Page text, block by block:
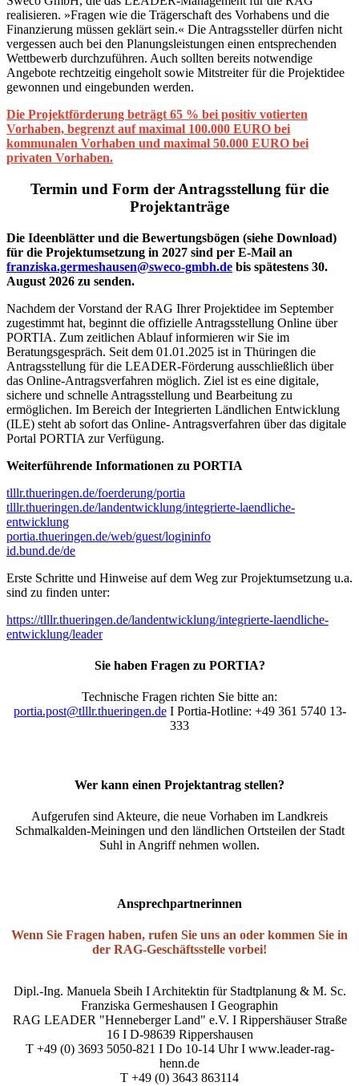
realisieren. »Fragen wie die Trägerschaft des Vorhabens und die
Finanzierung müssen geklärt sein.« Die Antragssteller dürfen nicht
vergessen auch bei den Planungsleistungen einen entsprechenden
Wettbewerb durchzuführen. Auch sollten bereits notwendige
Angebote rechtzeitig eingeholt sowie Mitstreiter für die Projektidee
gewonnen und eingebunden werden.
Die Projektförderung beträgt 65 % bei positiv votierten
Vorhaben, begrenzt auf maximal 100.000 EURO bei
kommunalen Vorhaben und maximal 50.000 EURO bei
privaten Vorhaben.
Termin und Form der Antragsstellung für die
Projektanträge
Die Ideenblätter und die Bewertungsbögen (siehe Download)
für die Projektumsetzung in 2027 sind per E-Mail an
franziska.germeshausen@sweco-gmbh.de bis spätestens 30.
August 2026 zu senden.
Nachdem der Vorstand der RAG Ihrer Projektidee im September
zugestimmt hat, beginnt die offizielle Antragsstellung Online über
PORTIA. Zum zeitlichen Ablauf informieren wir Sie im
Beratungsgespräch. Seit dem 01.01.2025 ist in Thüringen die
Antragsstellung für die LEADER-Förderung ausschließlich über
das Online-Antragsverfahren möglich. Ziel ist es eine digitale,
sichere und schnelle Antragsstellung und Bearbeitung zu
ermöglichen. Im Bereich der Integrierten Ländlichen Entwicklung
(ILE) steht ab sofort das Online- Antragsverfahren über das digitale
Portal PORTIA zur Verfügung.
Weiterführende Informationen zu PORTIA
tlllr.thueringen.de/foerderung/portia
tlllr.thueringen.de/landentwicklung/integrierte-laendliche-
entwicklung
portia.thueringen.de/web/guest/logininfo
id.bund.de/de
Erste Schritte und Hinweise auf dem Weg zur Projektumsetzung u.a.
sind zu finden unter:
https://tlllr.thueringen.de/landentwicklung/integrierte-laendliche-
entwicklung/leader
Sie haben Fragen zu PORTIA?
Technische Fragen richten Sie bitte an:
portia.post@tlllr.thueringen.deI Portia-Hotline: +49 361 5740 13-
333
Wer kann einen Projektantrag stellen?
Aufgerufen sind Akteure, die neue Vorhaben im Landkreis
Schmalkalden-Meiningen und den ländlichen Ortsteilen der Stadt
Suhl in Angriff nehmen wollen.
Ansprechpartnerinnen
Wenn Sie Fragen haben, rufen Sie uns an oder kommen Sie in
der RAG-Geschäftsstelle vorbei!
Dipl.-Ing. Manuela Sbeih I Architektin für Stadtplanung & M. Sc.
Franziska Germeshausen I Geographin
RAG LEADER "Henneberger Land" e.V. I Rippershäuser Straße
16 I D-98639 Rippershausen
T +49 (0) 3693 5050-821 I Do 10-14 Uhr I www.leader-rag-
henn.de
T +49 (0) 3643 863114